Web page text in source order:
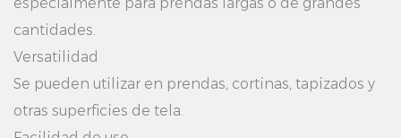
cantidades.
Versatilidad
Se pueden utilizar en prendas, cortinas, tapizados y
otras superficies de tela.